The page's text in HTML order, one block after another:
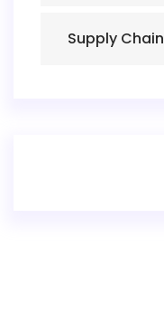
Supply Chain